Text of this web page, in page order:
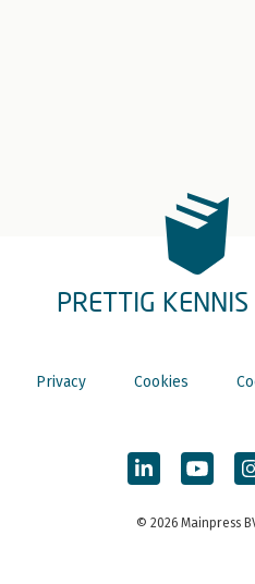
PRETTIG
Privacy Cookies
© 2026 Mainpress